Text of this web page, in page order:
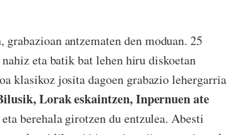
antzematen den moduan. 25
eta batik bat lehen hiru diskoetan
klasikoz josita dagoen grabazio lehergarria
Lorak eskaintzen, Inpernuen ate
berehala girotzen du entzulea. Abesti